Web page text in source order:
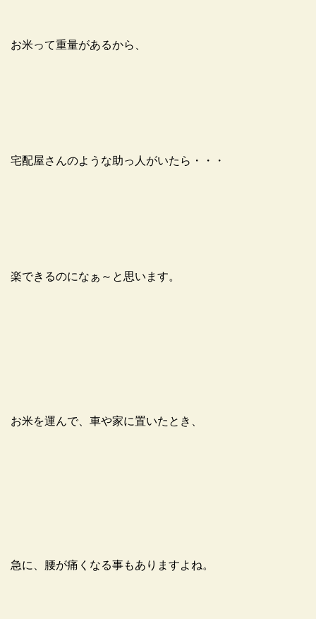
お米って重量があるから、
宅配屋さんのような助っ人がいたら・・・
楽できるのになぁ～と思います。
お米を運んで、車や家に置いたとき、
急に、腰が痛くなる事もありますよね。